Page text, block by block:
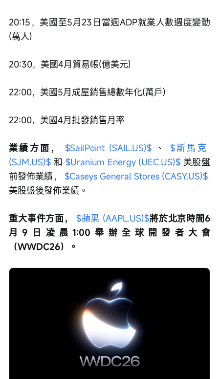
20:15，美國至5月23日當週ADP就業人數週度變動
(萬人)
20:30，美國4月貿易帳(億美元)
22:00，美國5月成屋銷售總數年化(萬戶)
22:00，美國4月批發銷售月率
業績方面， $SailPoint (SAIL.US)$ 、 $斯馬克
(SJM.US)$ 和 $Uranium Energy (UEC.US)$ 美股盤
前發佈業績， $Caseys General Stores (CASY.US)$
美股盤後發佈業績。
重大事件方面， $蘋果 (AAPL.US)$將於北京時間6
月9日凌晨1:00舉辦全球開發者大會
（WWDC26）。